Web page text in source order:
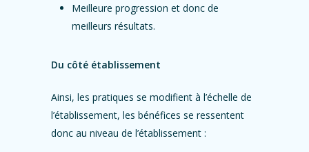
Meilleure progression et donc de
meilleurs résultats.
Du côté établissement
Ainsi, les pratiques se modifient à l’échelle de
l’établissement, les bénéfices se ressentent
donc au niveau de l’établissement :